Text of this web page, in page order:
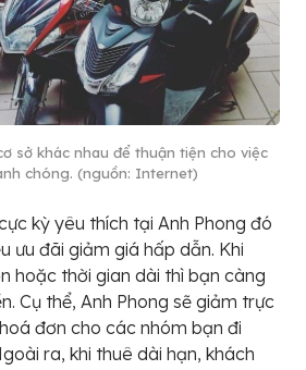
sở khác nhau để thuận tiện cho việc
chóng. (nguồn: Internet)
kỳ yêu thích tại Anh Phong đó
ưu đãi giảm giá hấp dẫn. Khi
hoặc thời gian dài thì bạn càng
Cụ thể, Anh Phong sẽ giảm trực
đơn cho các nhóm bạn đi
ra, khi thuê dài hạn, khách